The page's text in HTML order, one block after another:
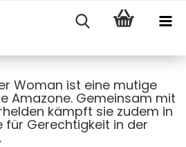
Woman ist eine mutige
Amazone. Gemeinsam mit
kämpft sie zudem in
für Gerechtigkeit in der